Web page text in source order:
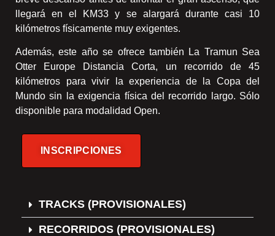
llegará en el KM33 y se alargará durante casi 10
kilómetros físicamente muy exigentes.
Además, este año se ofrece también La Tramun Sea
Otter Europe Distancia Corta, un recorrido de 45
kilómetros para vivir la experiencia de la Copa del
Mundo sin la exigencia física del recorrido largo. Sólo
disponible para modalidad Open.
INSCRIPCIONES
TRACKS (PROVISIONALES)
RECORRIDOS (PROVISIONALES)